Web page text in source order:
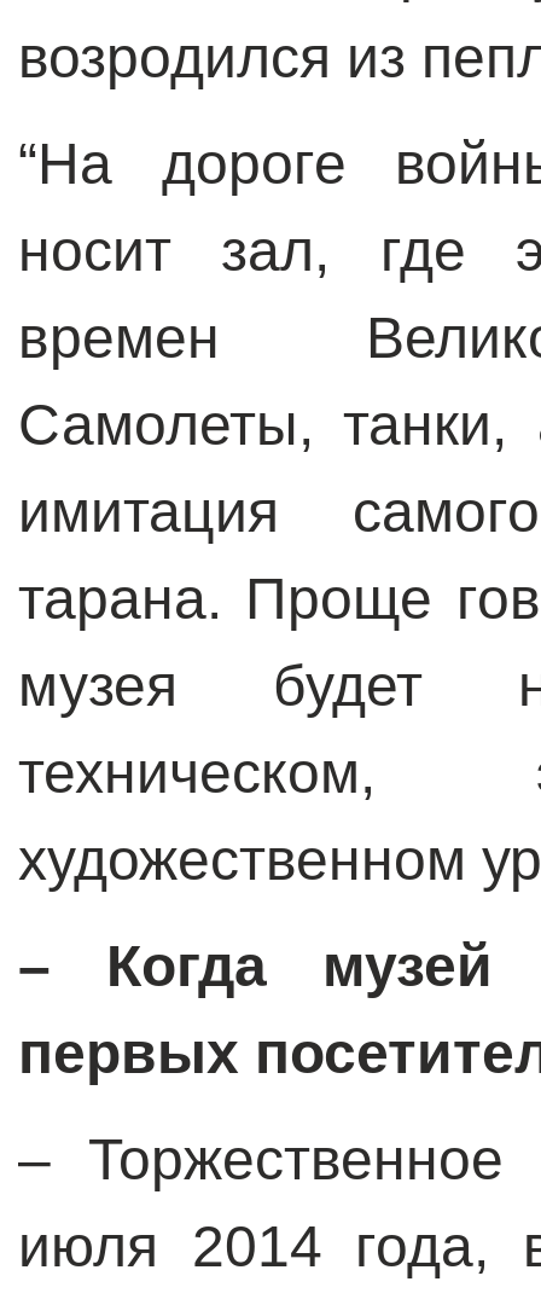
возродился из
“На дороге
носит зал, где
времен
Самолеты, танки,
имитация
тарана. Проще
музея будет
техническом,
художественном
– Когда
первых
–
июля 2014 года,